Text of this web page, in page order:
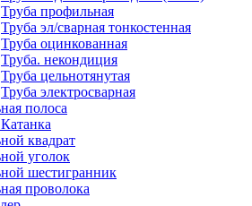
Труба профильная
Труба эл/сварная тонкостенная
Труба оцинкованная
Труба. некондиция
Труба цельнотянутая
Труба электросварная
полоса
квадрат
уголок
шестигранник
проволока